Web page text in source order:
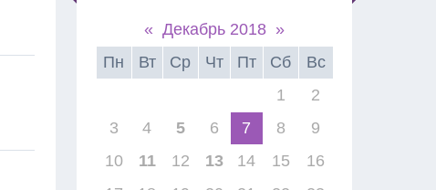
« Декабрь 2018 »
Пн
Вт Ср Чт Пт Сб
Вс
1
2
3
4 5 6 7 8
9
10
11 12 13 14 15
16